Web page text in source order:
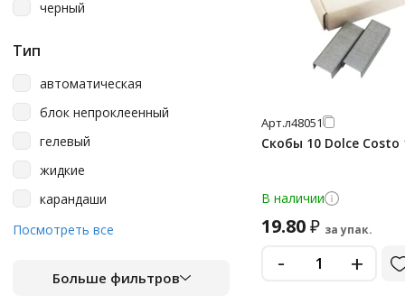
черный
Тип
автоматическая
блок непроклеенный
гелевый
жидкие
карандаши
набор настольный
неавтоматическая
Посмотреть все
Больше фильтров
Арт.л48051
Скобы 10 Dolce
В наличии
19.80₽ за упак.
- +